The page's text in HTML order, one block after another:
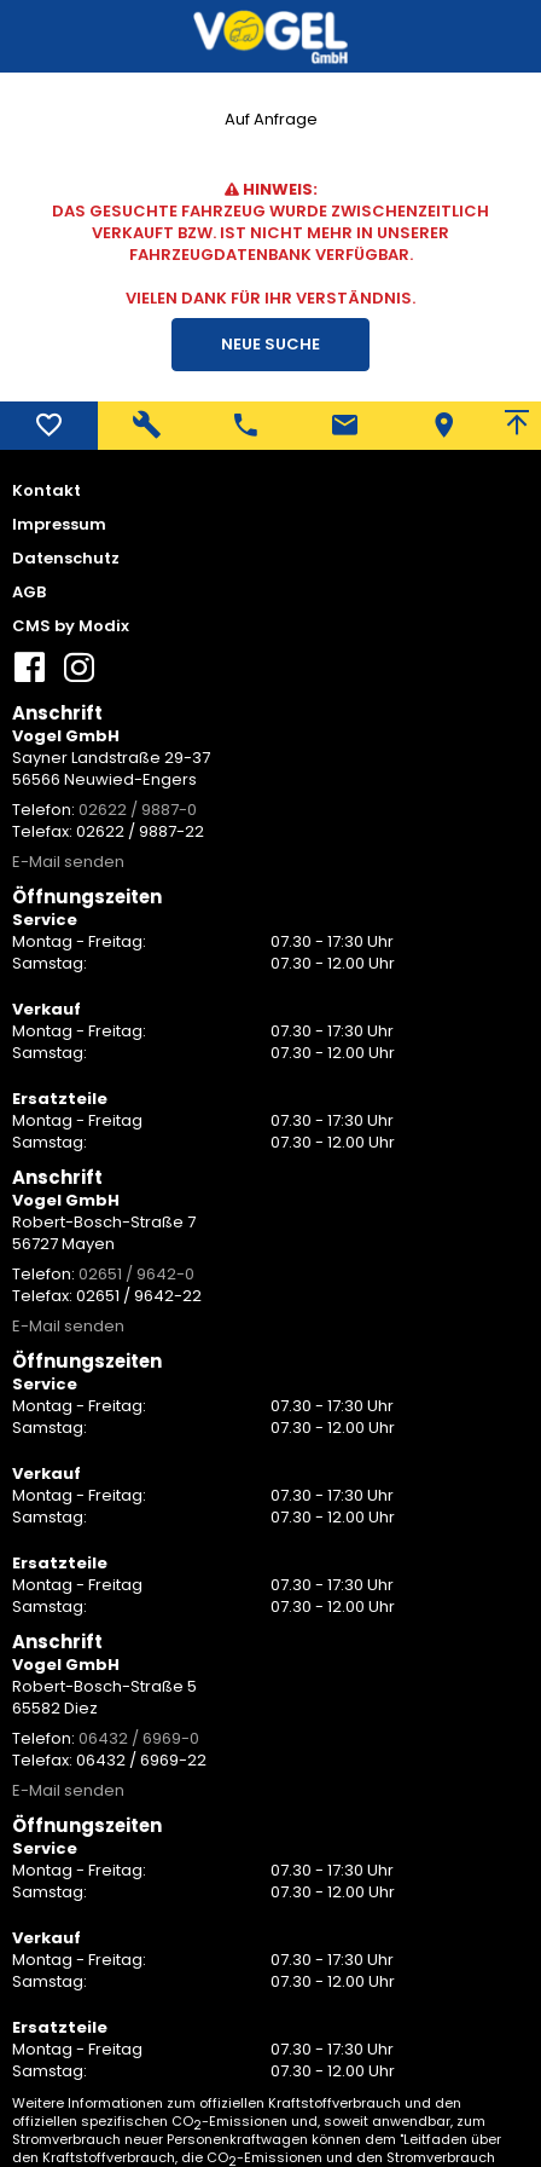
Auf Anfrage
HINWEIS:
DAS GESUCHTE FAHRZEUG WURDE ZWISCHENZEITLICH
VERKAUFT BZW. IST NICHT MEHR IN UNSERER
FAHRZEUGDATENBANK VERFÜGBAR.
VIELEN DANK FÜR IHR VERSTÄNDNIS.
NEUE SUCHE
Kontakt
Impressum
Datenschutz
AGB
CMS by Modix
Anschrift
Vogel GmbH
Sayner Landstraße 29-37
56566 Neuwied-Engers
Telefon: 02622 / 9887-0
Telefax: 02622 / 9887-22
E-Mail senden
Öffnungszeiten
Service
Montag - Freitag:
07.30 - 17:30 Uhr
Samstag:
07.30 - 12.00 Uhr
Verkauf
Montag - Freitag:
07.30 - 17:30 Uhr
Samstag:
07.30 - 12.00 Uhr
Ersatzteile
Montag - Freitag
07.30 - 17:30 Uhr
Samstag:
07.30 - 12.00 Uhr
Anschrift
Vogel GmbH
Robert-Bosch-Straße 7
56727 Mayen
Telefon: 02651 / 9642-0
Telefax: 02651 / 9642-22
E-Mail senden
Öffnungszeiten
Service
Montag - Freitag:
07.30 - 17:30 Uhr
Samstag:
07.30 - 12.00 Uhr
Verkauf
Montag - Freitag:
07.30 - 17:30 Uhr
Samstag:
07.30 - 12.00 Uhr
Ersatzteile
Montag - Freitag
07.30 - 17:30 Uhr
Samstag:
07.30 - 12.00 Uhr
Anschrift
Vogel GmbH
Robert-Bosch-Straße 5
65582 Diez
Telefon: 06432 / 6969-0
Telefax: 06432 / 6969-22
E-Mail senden
Öffnungszeiten
Service
Montag - Freitag:
07.30 - 17:30 Uhr
Samstag:
07.30 - 12.00 Uhr
Verkauf
Montag - Freitag:
07.30 - 17:30 Uhr
Samstag:
07.30 - 12.00 Uhr
Ersatzteile
Montag - Freitag
07.30 - 17:30 Uhr
Samstag:
07.30 - 12.00 Uhr
Weitere Informationen zum offiziellen Kraftstoffverbrauch und den
offiziellen spezifischen CO2-Emissionen und, soweit anwendbar, zum
Stromverbrauch neuer Personenkraftwagen können dem "Leitfaden über
den Kraftstoffverbrauch, die CO2-Emissionen und den Stromverbrauch